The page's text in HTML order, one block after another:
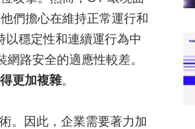
們擔心在維持正常運行和
穩定性和連續運行為中
路安全的適應性較差。
更加複雜。
。因此，企業需要著力加